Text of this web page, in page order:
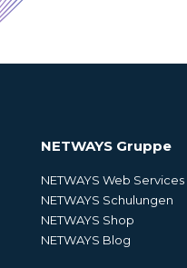
NETWAYS Gruppe
NETWAYS Web Services
NETWAYS Schulungen
NETWAYS Shop
NETWAYS Blog